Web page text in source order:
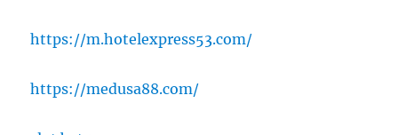
https://m.hotelexpress53.com/
https://medusa88.com/